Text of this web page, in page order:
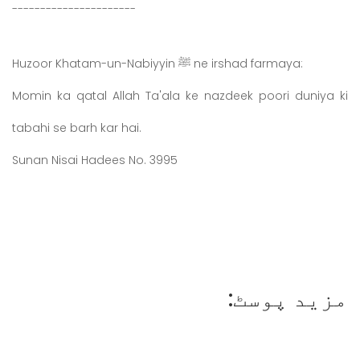
----------------------
Huzoor Khatam-un-Nabiyyin ﷺ ne irshad farmaya:
Momin ka qatal Allah Ta'ala ke nazdeek poori duniya ki
tabahi se barh kar hai.
Sunan Nisai Hadees No. 3995
مزید پوسٹ: